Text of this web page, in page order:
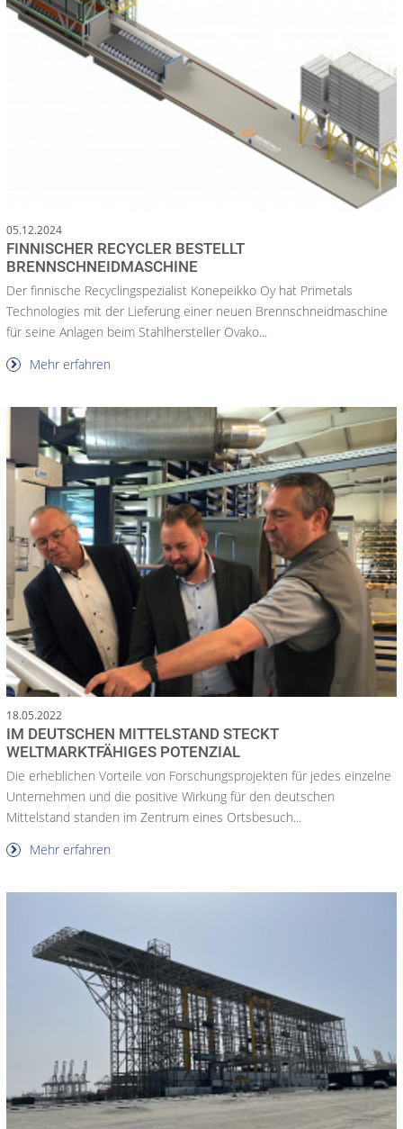
05.12.2024
FINNISCHER RECYCLER BESTELLT
BRENNSCHNEIDMASCHINE
Der finnische Recyclingspezialist Konepeikko Oy hat Primetals
Technologies mit der Lieferung einer neuen Brennschneidmaschine
für seine Anlagen beim Stahlhersteller Ovako...
Mehr erfahren
18.05.2022
IM DEUTSCHEN MITTELSTAND STECKT
WELTMARKTFÄHIGES POTENZIAL
Die erheblichen Vorteile von Forschungsprojekten für jedes einzelne
Unternehmen und die positive Wirkung für den deutschen
Mittelstand standen im Zentrum eines Ortsbesuch...
Mehr erfahren